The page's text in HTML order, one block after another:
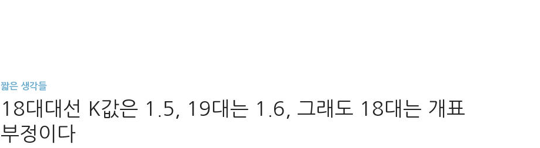
짧은 생각들
18대대선 K값은 1.5, 19대는 1.6, 그래도 18대는 개표
부정이다